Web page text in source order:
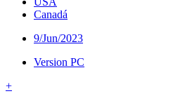
Canadá
9/Jun/2023
Version PC
+